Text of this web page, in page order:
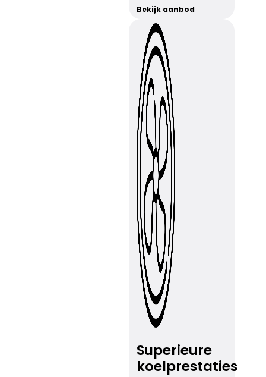
Bekijk aanbod
Superieure
koelprestaties